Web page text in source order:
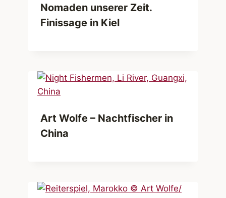
Nomaden unserer Zeit.
Finissage in Kiel
Art Wolfe – Nachtfischer in
China